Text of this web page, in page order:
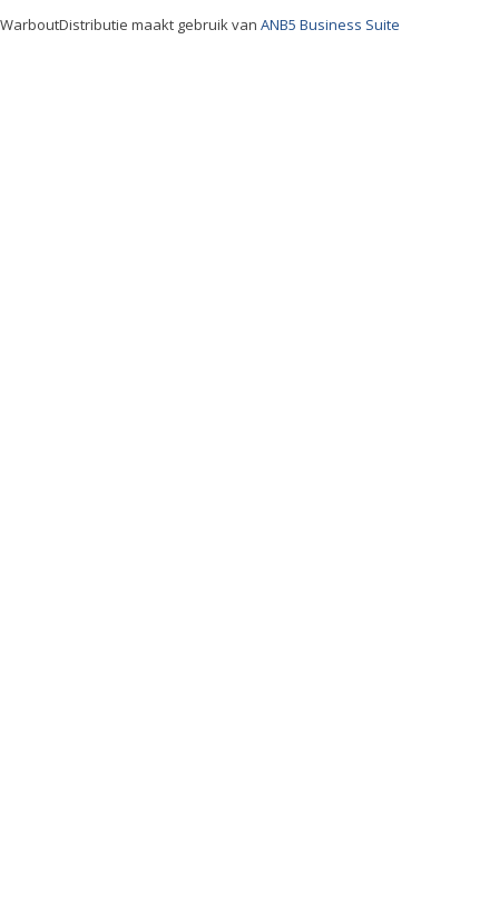
WarboutDistributie maakt gebruik van ANB5 Business Suite